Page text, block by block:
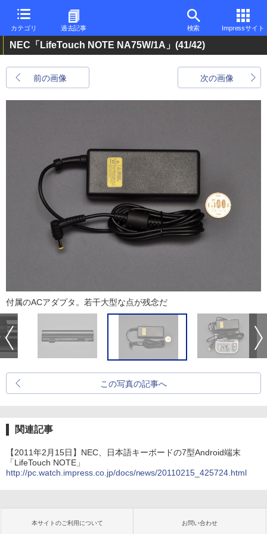
カテゴリ 過去記事 検索 Impressサイト
NEC「LifeTouch NOTE NA75W/1A」 (41/42)
前の画像 次の画像
付属のACアダプタ。若干大型な点が残念だ
この写真の記事へ
関連記事
【2011年2月15日】NEC、日本語キーボードの7型Android端末
「LifeTouch NOTE」
http://pc.watch.impress.co.jp/docs/news/20110215_425724.html
本サイトのご利用について お問い合わせ